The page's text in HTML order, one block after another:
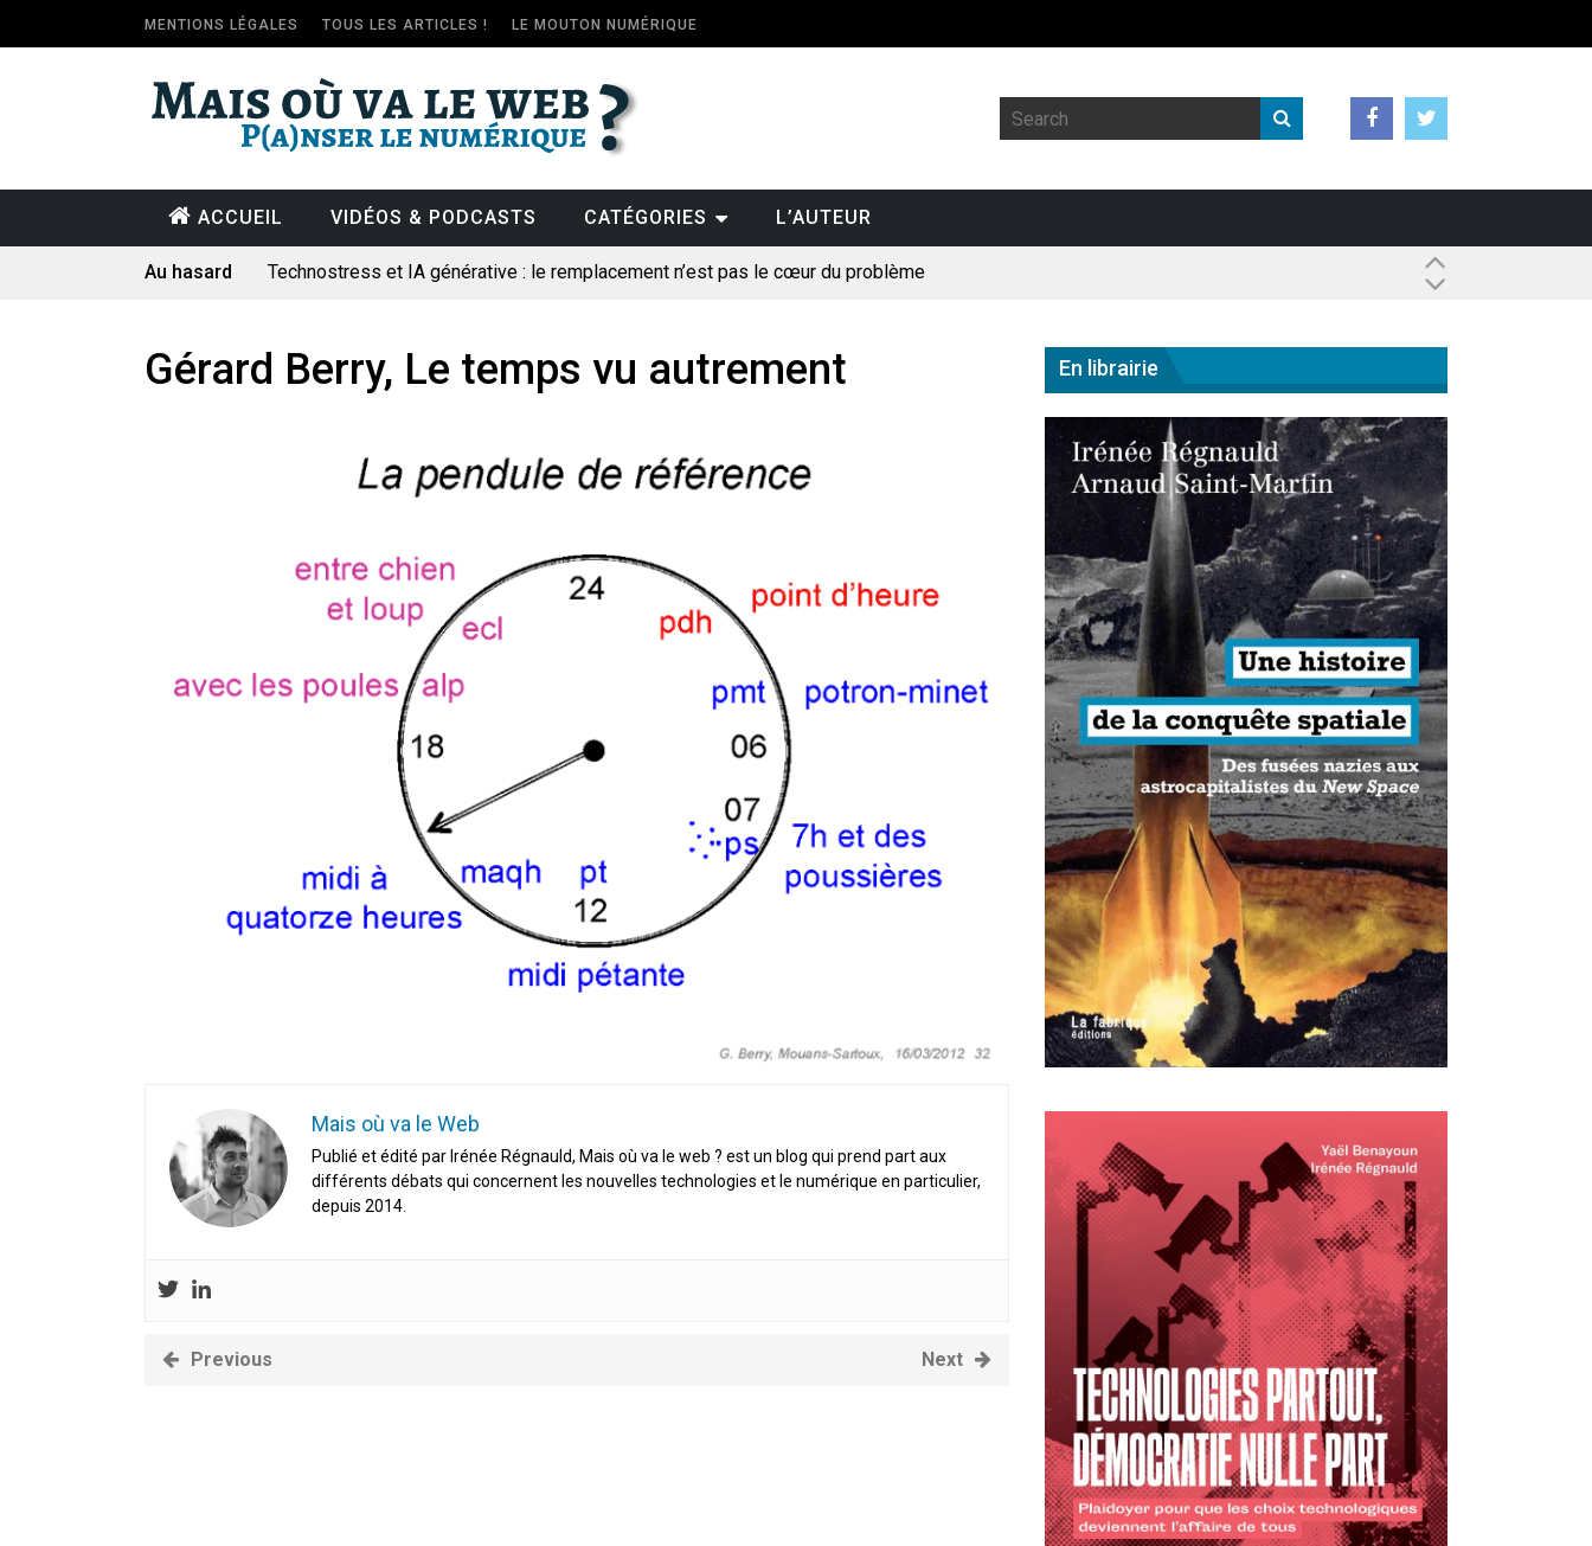
MENTIONS LÉGALES TOUS LES ARTICLES ! LE MOUTON NUMÉRIQUE
ACCUEIL VIDÉOS & PODCASTS CATÉGORIES L’AUTEUR
Au hasard
Technostress et IA générative : le remplacement n’est pas le cœur du problème
Le consultant : une lecture sociologique
Artemis II : objectif nul
Commentaire sur la polémique des perroquets
En Seine-et-Marne, le projet de Campus IA doit sortir des champs : « On impose et copie le gigantisme états-
unien »
Addendum sur les machines à laver, et l’intelligence artificielle
La vaste blague du macronisme crypto-spatial
Gérard Berry, Le temps vu autrement
Mais où va le Web
Publié et édité par Irénée Régnauld, Mais où va le web ? est un blog qui prend part aux
différents débats qui concernent les nouvelles technologies et le numérique en particulier,
depuis 2014.
Previous Next
En librairie